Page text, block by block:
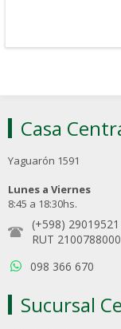
Casa
Yaguarón 1591
Lunes a Viernes
8:45 a 18:30hs.
(+598) 29019521
RUT
098 366 670
Sucursal